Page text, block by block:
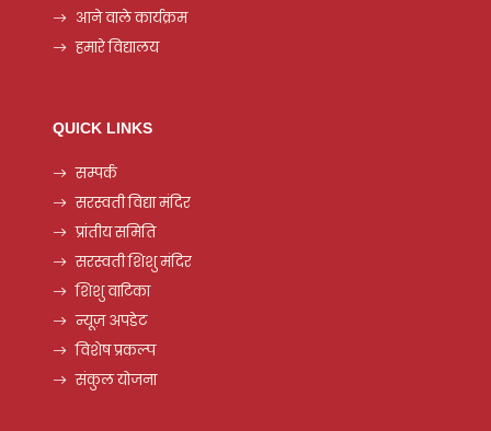
आने वाले कार्यक्रम
हमारे विद्यालय
QUICK LINKS
सम्पर्क
सरस्वती विद्या मंदिर
प्रांतीय समिति
सरस्वती शिशु मंदिर
शिशु वाटिका
न्यूज़ अपडेट
विशेष प्रकल्प
संकुल योजना